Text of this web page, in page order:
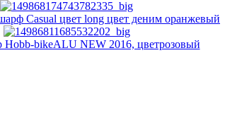
Casual цвет long цвет деним оранжевый
Hobb-bikeALU NEW 2016, цветрозовый